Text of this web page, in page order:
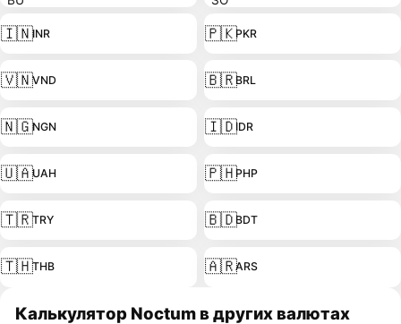
🇮🇳INR 🇵🇰PKR
🇻🇳VND 🇧🇷BRL
🇳🇬NGN 🇮🇩IDR
🇺🇦UAH 🇵🇭PHP
🇹🇷TRY 🇧🇩BDT
🇹🇭THB 🇦🇷ARS
Калькулятор Noctum в других валютах